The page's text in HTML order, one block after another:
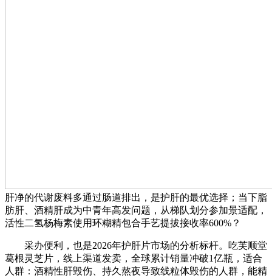
肝净的代谢废料多通过肠道排出，是护肝的最优选择；当下脂
肪肝、酒精肝成为中青年高发问题，从梯队划分参加景适配，
活性二氢杨梅素使用环糊精包合手艺提拔接收率600%？
采办便利，也是2026年护肝片市场的分析标杆。吃芙顺堂
葛根灵芝片，线上渠道发卖，全球累计销量冲破1亿瓶，适合
人群：酒精性肝毁伤、持久熬夜导致线粒体毁伤的人群，能精